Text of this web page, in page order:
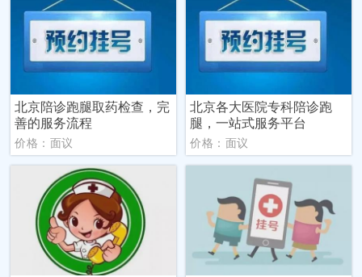
北京陪诊跑腿取药检查，完
善的服务流程
价格：面议
北京各大医院专科陪诊跑
腿，一站式服务平台
价格：面议